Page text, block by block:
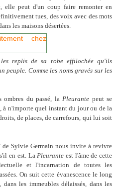
elle peut d'un coup faire remonter en
tues, des voix avec des mots
les maisons désertées.
replis de sa robe effilochée qu'ils
peuple. Comme les noms gravés sur les
ombres du passé, laPleurante peut se
à n'importe quel instant du jour ou de la
de places, de carrefours, qui lui soit
de Sylvie Germain nous invite à revivre
en est. LaPleurante est l'âme de cette
et l'incarnation de toutes les
On suit cette évanescence le long
dans les immeubles délaissés, dans les